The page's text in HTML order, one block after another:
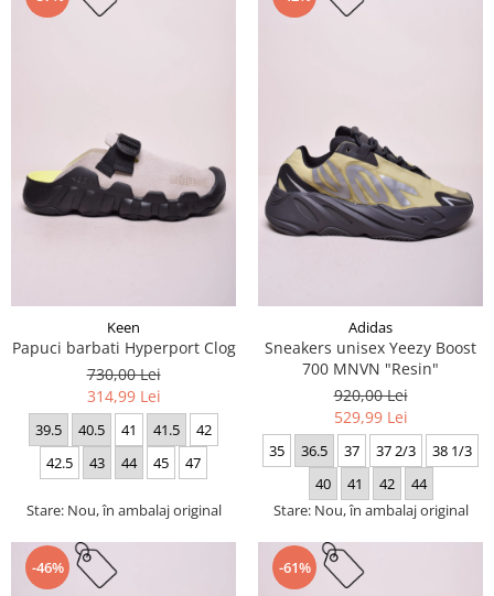
Keen
Papuci barbati Hyperport Clog
730,00 Lei
314,99 Lei
39.5 40.5 41 41.5
42
42.5
43 44 45 47
Stare: Nou, în ambalaj original
Adidas
Sneakers unisex Yeezy Boost
700 MNVN "Resin"
920,00 Lei
529,99 Lei
35 36.5 37 37 2/3
38 1/3
40
41 42
44
Stare: Nou, în ambalaj original
-46% -61%